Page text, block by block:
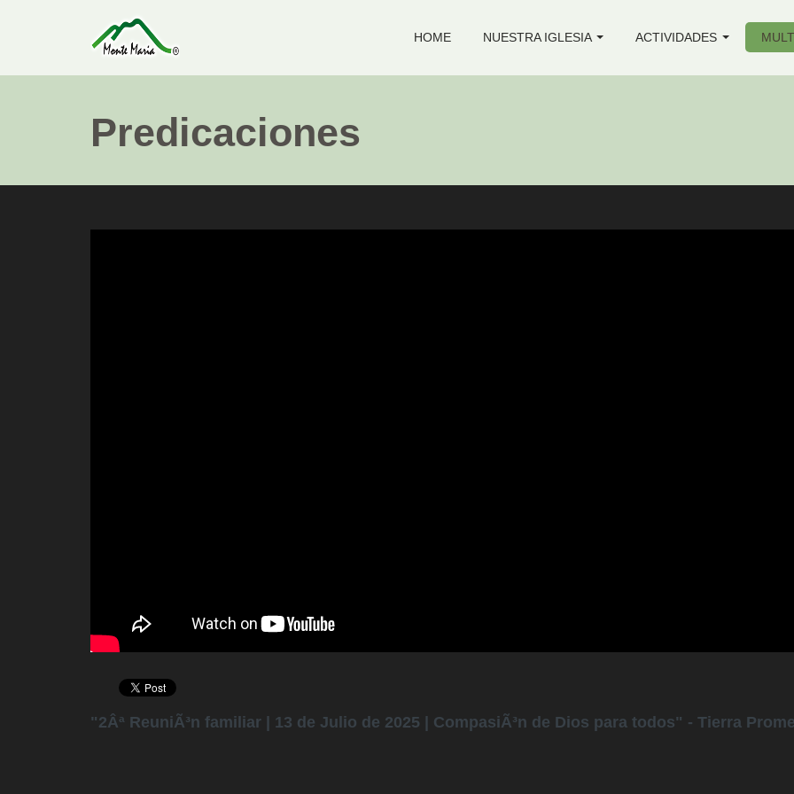
HOME NUESTRA IGLESIA ACTIVIDADES
Predicaciones
"2Âª ReuniÃ³n familiar | 13 de Julio de 2025 | CompasiÃ³n de Dios para todos" - Tierra